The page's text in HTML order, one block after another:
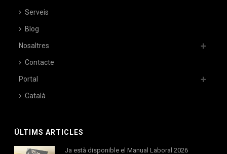
Serveis
Blog
Nosaltres
Contacte
Portal
Català
ÚLTIMS ARTICLES
Ja està disponible el Manual Laboral 2026